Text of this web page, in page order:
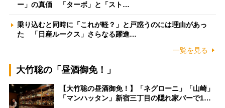
ー」の真価 「ターボ」と「スト…
乗り込むと同時に「これが軽？」と戸惑うのには理由があっ
た 「日産ルークス」さらなる躍進…
一覧を見る
大竹聡の「昼酒御免！」
【大竹聡の昼酒御免！】「ネグローニ」「山崎」
「マンハッタン」新宿三丁目の隠れ家バーで1…